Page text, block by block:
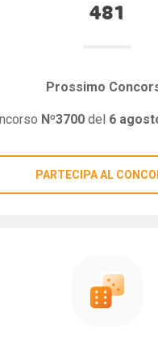
481
Prossimo
Nº3700 del 6
PARTECIPA AL